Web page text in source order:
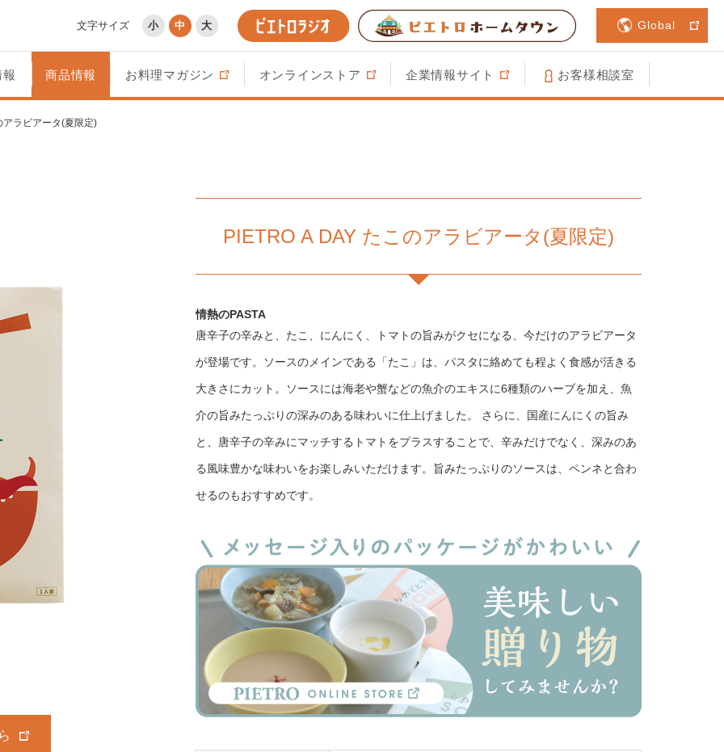
文字サイズ 小 中 大 Global
商品情報 お料理マガジン オンラインストア 企業情報サイト お客様相談室
アラビアータ(夏限定)
PIETRO A DAY たこのアラビアータ(夏限定)
情熱のPASTA
唐辛子の辛みと、たこ、にんにく、トマトの旨みがクセになる、今だけのアラビアータ
が登場です。ソースのメインである「たこ」は、パスタに絡めても程よく食感が活きる
大きさにカット。ソースには海老や蟹などの魚介のエキスに6種類のハーブを加え、魚
介の旨みたっぷりの深みのある味わいに仕上げました。 さらに、国産にんにくの旨み
と、唐辛子の辛みにマッチするトマトをプラスすることで、辛みだけでなく、深みのあ
る風味豊かな味わいをお楽しみいただけます。旨みたっぷりのソースは、ペンネと合わ
せるのもおすすめです。